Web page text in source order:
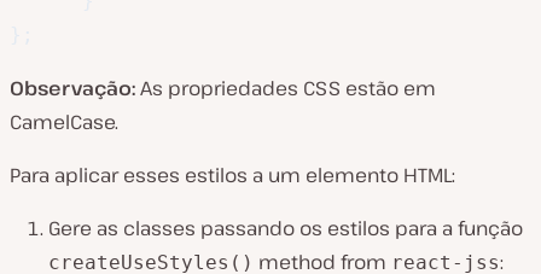
Observação:As propriedades CSS estão em
CamelCase.
Para aplicar esses estilos a um elemento HTML:
Gere as classes passando os estilos para a função
createUseStyles() method from react-jss: